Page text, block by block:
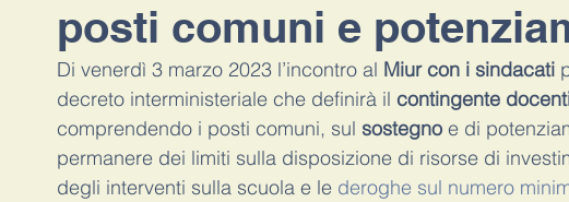
esame di stato Didattica a distanza
Lavoratore fragile ricostruzione carriera docenti di ruolo
posti comuni e
Di venerdì 3 marzo 2023 l’incontro al Miur con i sindacati
decreto interministeriale che definirà il contingente
comprendendo i posti comuni, sul sostegno e di
permanere dei limiti sulla disposizione di risorse di
degli interventi sulla scuola e le deroghe sul numero